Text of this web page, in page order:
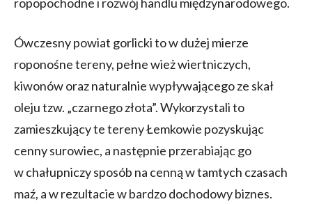
ropopochodne i rozwój handlu międzynarodowego.
Ówczesny powiat gorlicki to w dużej mierze
roponośne tereny, pełne wież wiertniczych,
kiwonów oraz naturalnie wypływającego ze skał
oleju tzw. „czarnego złota”. Wykorzystali to
zamieszkujący te tereny Łemkowie pozyskując
cenny surowiec, a następnie przerabiając go
w chałupniczy sposób na cenną w tamtych czasach
maź, a w rezultacie w bardzo dochodowy biznes.